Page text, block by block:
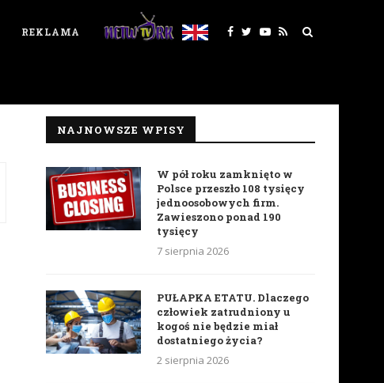
REKLAMA
NAJNOWSZE WPISY
W pół roku zamknięto w
Polsce przeszło 108 tysięcy
jednoosobowych firm.
Zawieszono ponad 190
tysięcy
7 sierpnia 2026
PUŁAPKA ETATU. Dlaczego
człowiek zatrudniony u
kogoś nie będzie miał
dostatniego życia?
2 sierpnia 2026